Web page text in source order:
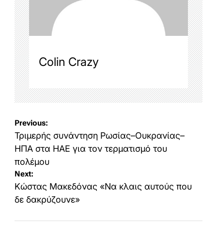
Colin Crazy
Post
navigation
Previous:
Τριμερής συνάντηση Ρωσίας–Ουκρανίας–
ΗΠΑ στα ΗΑΕ για τον τερματισμό του
πολέμου
Next:
Κώστας Μακεδόνας «Να κλαις αυτούς που
δε δακρύζουνε»